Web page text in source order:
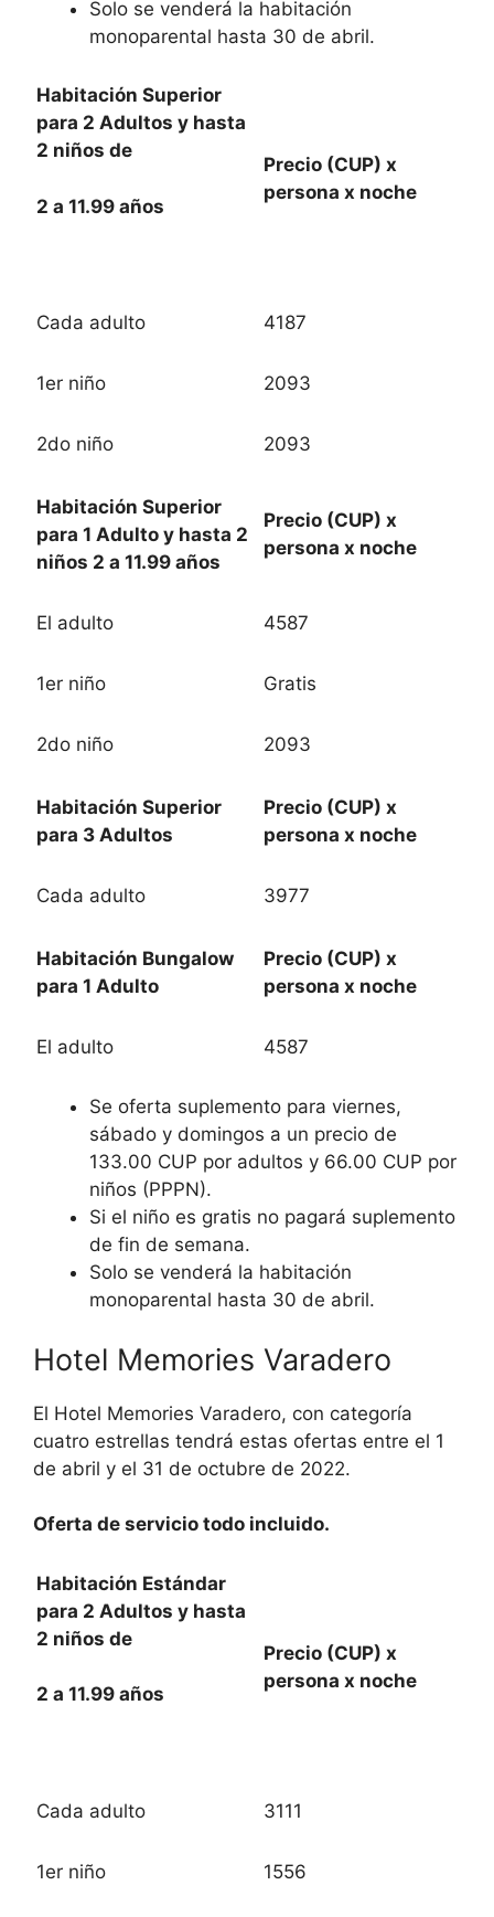
Solo se venderá la habitación
monoparental hasta 30 de abril.
Habitación Superior
para 2 Adultos y hasta
2 niños de
2 a 11.99 años
Precio (CUP) x
persona x noche
Cada adulto 4187
1er niño 2093
2do niño 2093
Habitación Superior
para 1 Adulto y hasta 2
niños 2 a 11.99 años
Precio (CUP) x
persona x noche
El adulto 4587
1er niño Gratis
2do niño 2093
Habitación Superior
para 3 Adultos
Precio (CUP) x
persona x noche
Cada adulto 3977
Habitación Bungalow
para 1 Adulto
Precio (CUP) x
persona x noche
El adulto 4587
Se oferta suplemento para viernes,
sábado y domingos a un precio de
133.00 CUP por adultos y 66.00 CUP por
niños (PPPN).
Si el niño es gratis no pagará suplemento
de fin de semana.
Solo se venderá la habitación
monoparental hasta 30 de abril.
Hotel Memories Varadero
El Hotel Memories Varadero, con categoría
cuatro estrellas tendrá estas ofertas entre el 1
de abril y el 31 de octubre de 2022.
Oferta de servicio todo incluido.
Habitación Estándar
para 2 Adultos y hasta
2 niños de
2 a 11.99 años
Precio (CUP) x
persona x noche
Cada adulto 3111
1er niño 1556